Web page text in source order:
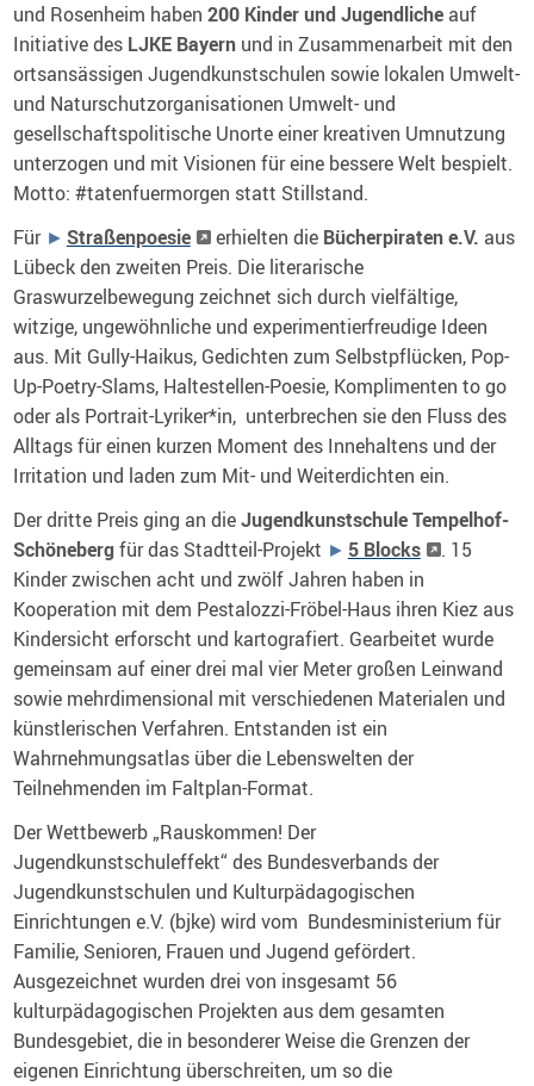
und Rosenheim haben200 Kinder und Jugendliche auf
Initiative des LJKE Bayern und in Zusammenarbeit mit den
ortsansässigen Jugendkunstschulen sowie lokalen Umwelt-
und Naturschutzorganisationen Umwelt- und
gesellschaftspolitische Unorte einer kreativen Umnutzung
unterzogen und mit Visionen für eine bessere Welt bespielt.
Motto: #tatenfuermorgen statt Stillstand.
Für
Straßenpoesie erhielten die Bücherpiraten e.V. aus
Lübeck den zweiten Preis. Die literarische
Graswurzelbewegung zeichnet sich durch vielfältige,
witzige, ungewöhnliche und experimentierfreudige Ideen
aus. Mit Gully-Haikus, Gedichten zum Selbstpflücken, Pop-
Up-Poetry-Slams, Haltestellen-Poesie, Komplimenten to go
oder als Portrait-Lyriker*in, unterbrechen sie den Fluss des
Alltags für einen kurzen Moment des Innehaltens und der
Irritation und laden zum Mit- und Weiterdichten ein.
Der dritte Preis ging an dieJugendkunstschule Tempelhof-
Schönebergfür das Stadtteil-Projekt 5 Blocks
. 15
Kinder zwischen acht und zwölf Jahren haben in
Kooperation mit dem Pestalozzi-Fröbel-Haus ihren Kiez aus
Kindersicht erforscht und kartografiert. Gearbeitet wurde
gemeinsam auf einer drei mal vier Meter großen Leinwand
sowie mehrdimensional mit verschiedenen Materialen und
künstlerischen Verfahren. Entstanden ist ein
Wahrnehmungsatlas über die Lebenswelten der
Teilnehmenden im Faltplan-Format.
Der Wettbewerb „Rauskommen! Der
Jugendkunstschuleffekt“ des Bundesverbands der
Jugendkunstschulen und Kulturpädagogischen
Einrichtungen e.V. (bjke) wird vom Bundesministerium für
Familie, Senioren, Frauen und Jugend gefördert.
Ausgezeichnet wurden drei von insgesamt 56
kulturpädagogischen Projekten aus dem gesamten
Bundesgebiet, die in besonderer Weise die Grenzen der
eigenen Einrichtung überschreiten, um so die